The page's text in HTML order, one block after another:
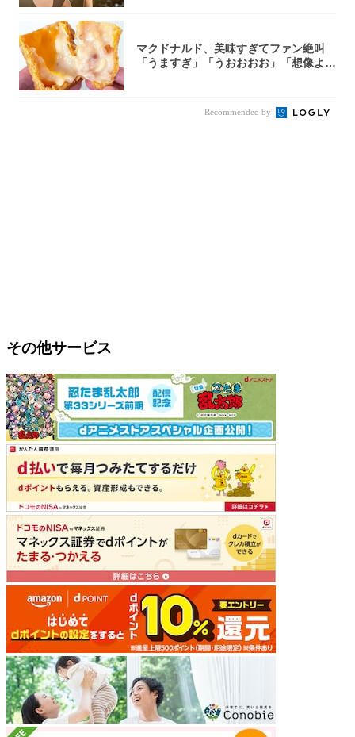
マクドナルド、美味すぎてファン絶叫
「うますぎ」「うおおおお」「想像より
Recommended by
その他サービス